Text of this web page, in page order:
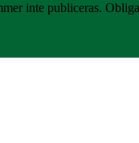
inte publiceras.